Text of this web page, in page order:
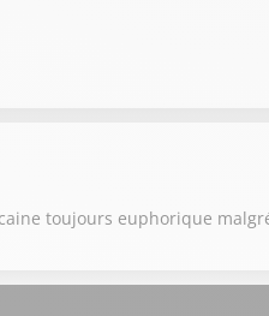
toujours euphorique